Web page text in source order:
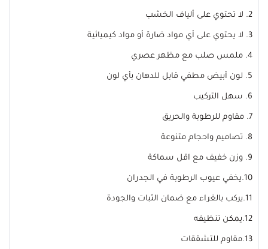
2. لا تحتوي على ألياف الخشب
3. لا يحتوي على أي مواد ضارة أو مواد كيميائية
4. ملمس صلب مع مظهر عصري
5. لون أبيض مطفي قابل للدهان بأي لون
6. سهل التركيب
7. مقاوم للرطوبة والحريق
8. تصاميم واحجام متنوعة
9. وزن خفيف مع اقل سماكة
10.يخفي عيوب الرطوبة في الجدران
11.يركب بالغراء مع ضمان الثبات والجودة
12.يمكن تنظيفه
13.مقاوم للتشققات